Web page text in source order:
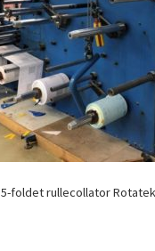
5-foldet rullecollator Rotatek